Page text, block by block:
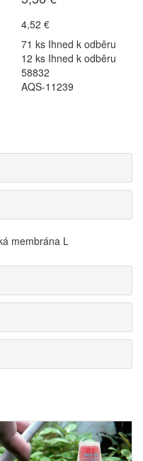
4,52 €
71 ks Ihned k odběru
12 ks Ihned k odběru
58832
AQS-11239
membrána L